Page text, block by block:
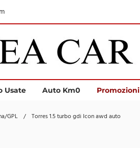
Usate Auto Km0 Promozioni
GPL / Torres 1.5 turbo gdi Icon awd auto